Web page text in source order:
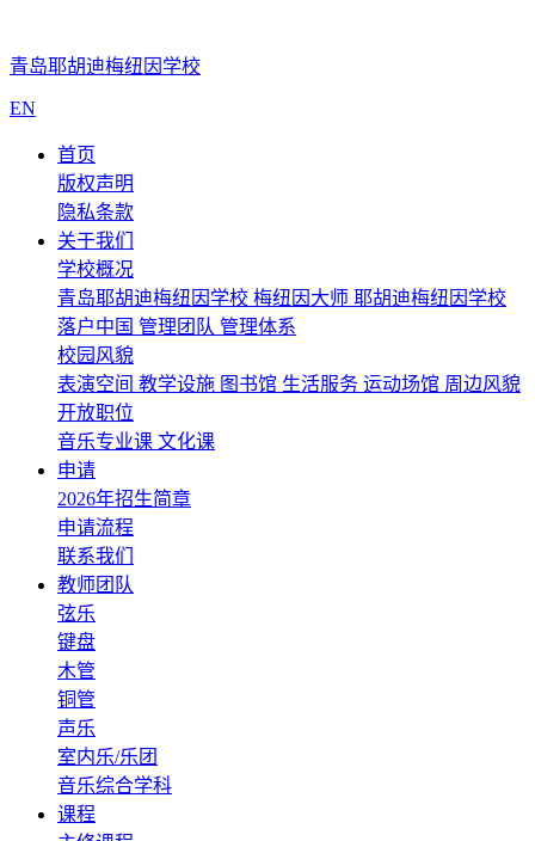
青岛耶胡迪梅纽因学校
EN
首页
版权声明
隐私条款
关于我们
学校概况
青岛耶胡迪梅纽因学校 梅纽因大师 耶胡迪梅纽因学校
落户中国 管理团队 管理体系
校园风貌
表演空间 教学设施 图书馆 生活服务 运动场馆 周边风貌
开放职位
音乐专业课 文化课
申请
2026年招生简章
申请流程
联系我们
教师团队
弦乐
键盘
木管
铜管
声乐
室内乐/乐团
音乐综合学科
课程